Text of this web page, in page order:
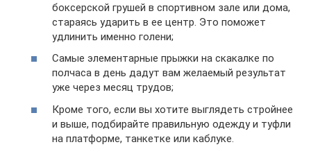
боксерской грушей в спортивном зале или дома,
стараясь ударить в ее центр. Это поможет
удлинить именно голени;
Самые элементарные прыжки на скакалке по
полчаса в день дадут вам желаемый результат
уже через месяц трудов;
Кроме того, если вы хотите выглядеть стройнее
и выше, подбирайте правильную одежду и туфли
на платформе, танкетке или каблуке.